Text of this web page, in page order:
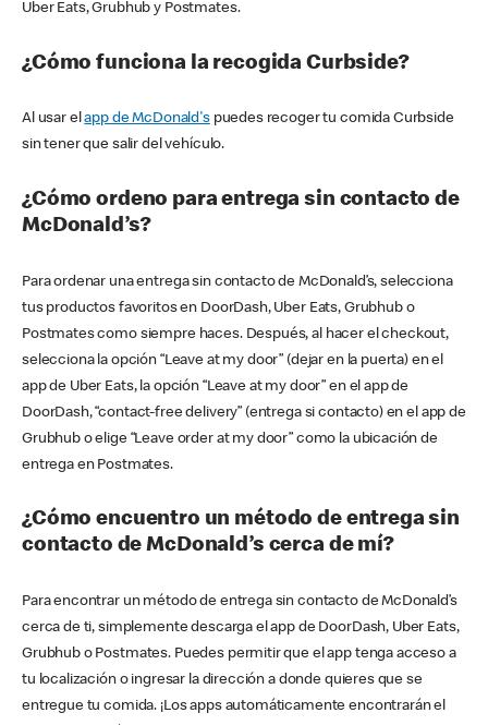
Uber Eats, Grubhub y Postmates.
¿Cómo funciona la recogida Curbside?
Al usar elapp de McDonald'spuedes recoger tu comida Curbside
sin tener que salir del vehículo.
¿Cómo ordeno para entrega sin contacto de
McDonald’s?
Para ordenar una entrega sin contacto de McDonald’s, selecciona
tus productos favoritos en DoorDash, Uber Eats, Grubhub o
Postmates como siempre haces. Después, al hacer el checkout,
selecciona la opción “Leave at my door” (dejar en la puerta) en el
app de Uber Eats, la opción “Leave at my door” en el app de
DoorDash, “contact-free delivery” (entrega si contacto) en el app de
Grubhub o elige “Leave order at my door” como la ubicación de
entrega en Postmates.
¿Cómo encuentro un método de entrega sin
contacto de McDonald’s cerca de mí?
Para encontrar un método de entrega sin contacto de McDonald’s
cerca de ti, simplemente descarga el app de DoorDash, Uber Eats,
Grubhub o Postmates. Puedes permitir que el app tenga acceso a
tu localización o ingresar la dirección a donde quieres que se
entregue tu comida. ¡Los apps automáticamente encontrarán el